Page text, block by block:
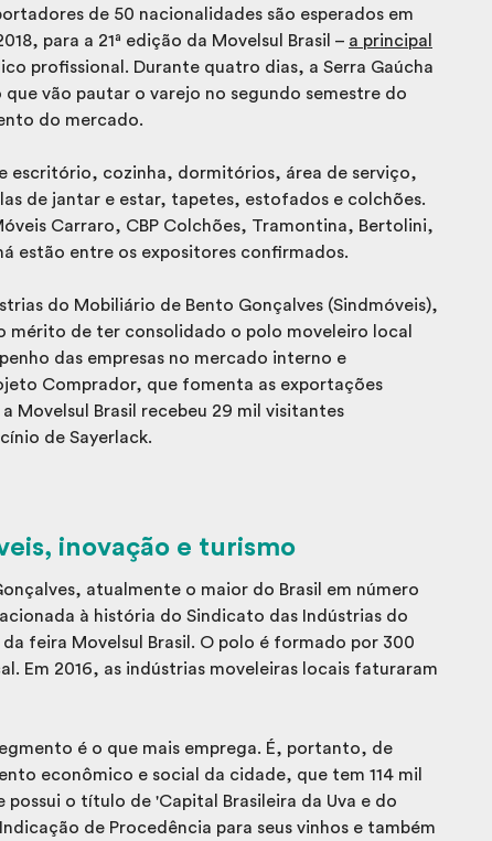
de 50 nacionalidades são esperados em
para a 21ª edição da Movelsul Brasil – a principal
profissional. Durante quatro dias, a Serra Gaúcha
vão pautar o varejo no segundo semestre do
do mercado.
escritório, cozinha, dormitórios, área de serviço,
de jantar e estar, tapetes, estofados e colchões.
Carraro, CBP Colchões, Tramontina, Bertolini,
estão entre os expositores confirmados.
do Mobiliário de Bento Gonçalves (Sindmóveis),
mérito de ter consolidado o polo moveleiro local
das empresas no mercado interno e
Comprador, que fomenta as exportações
Movelsul Brasil recebeu 29 mil visitantes
de Sayerlack.
inovação e turismo
atualmente o maior do Brasil em número
à história do Sindicato das Indústrias do
feira Movelsul Brasil. O polo é formado por 300
Em 2016, as indústrias moveleiras locais faturaram
é o que mais emprega. É, portanto, de
econômico e social da cidade, que tem 114 mil
possui o título de 'Capital Brasileira da Uva e do
de Procedência para seus vinhos e também